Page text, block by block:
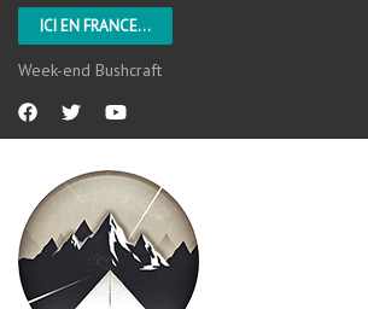
ICI EN FRANCE...
Week-end Bushcraft